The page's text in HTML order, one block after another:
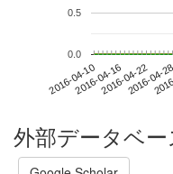
2016-04-102016-04-162016-04-22
2016-04-
0.0
0.5
外部データベ